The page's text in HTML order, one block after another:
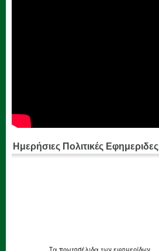
Ημερήσιες Πολιτικές Εφημεριδες
Τα πρωτοσέλιδα των εφημερίδων